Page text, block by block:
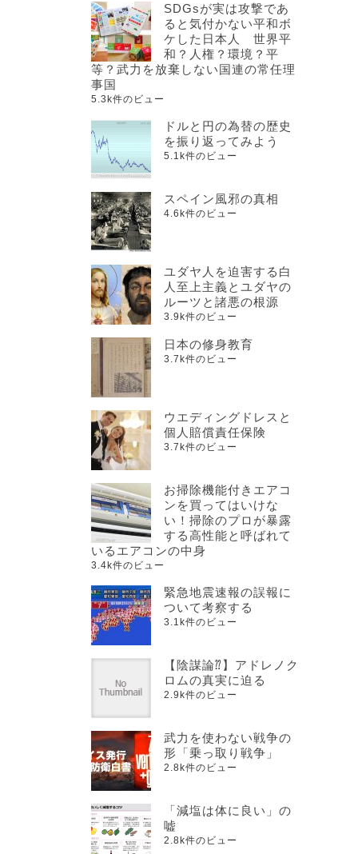
SDGsが実は攻撃であ
ると気付かない平和ボ
ケした日本人 世界平
和？人権？環境？平
等？武力を放棄しない国連の常任理
事国
5.3k件のビュー
ドルと円の為替の歴史
を振り返ってみよう
5.1k件のビュー
スペイン風邪の真相
4.6k件のビュー
ユダヤ人を迫害する白
人至上主義とユダヤの
ルーツと諸悪の根源
3.9k件のビュー
日本の修身教育
3.7k件のビュー
ウエディングドレスと
個人賠償責任保険
3.7k件のビュー
お掃除機能付きエアコ
ンを買ってはいけな
い！掃除のプロが暴露
する高性能と呼ばれて
いるエアコンの中身
3.4k件のビュー
緊急地震速報の誤報に
ついて考察する
3.1k件のビュー
【陰謀論⁇】アドレノク
ロムの真実に迫る
2.9k件のビュー
武力を使わない戦争の
形「乗っ取り戦争」
2.8k件のビュー
「減塩は体に良い」の
嘘
2.8k件のビュー